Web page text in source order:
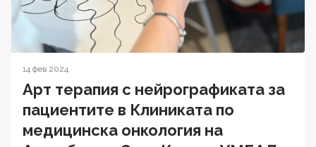
14 фев 2024
Арт терапия с нейрографиката за
пациентите в Клиниката по
медицинска онкология на